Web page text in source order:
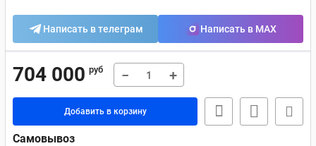
Написать в телеграм Написать в MAX
704 000 руб − +
Добавить в корзину
Самовывоз